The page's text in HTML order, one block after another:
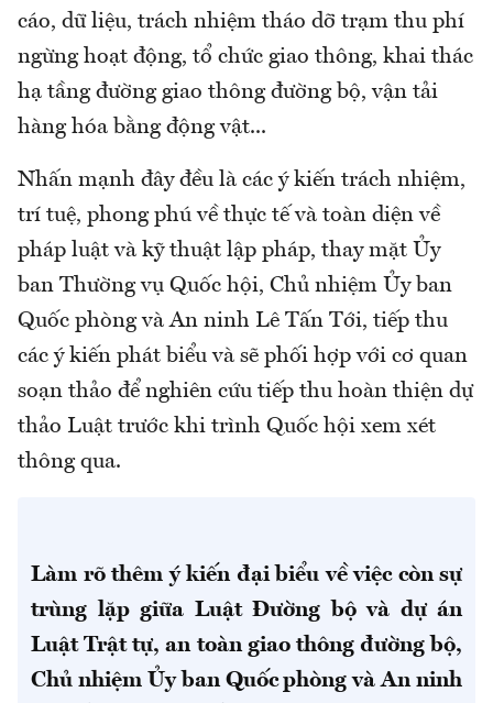
cáo, dữ liệu, trách nhiệm tháo dỡ trạm thu phí
ngừng hoạt động, tổ chức giao thông, khai thác
hạ tầng đường giao thông đường bộ, vận tải
hàng hóa bằng động vật...
Nhấn mạnh đây đều là các ý kiến trách nhiệm,
trí tuệ, phong phú về thực tế và toàn diện về
pháp luật và kỹ thuật lập pháp, thay mặt Ủy
ban Thường vụ Quốc hội, Chủ nhiệm Ủy ban
Quốc phòng và An ninh Lê Tấn Tới, tiếp thu
các ý kiến phát biểu và sẽ phối hợp với cơ quan
soạn thảo để nghiên cứu tiếp thu hoàn thiện dự
thảo Luật trước khi trình Quốc hội xem xét
thông qua.
Làm rõ thêm ý kiến đại biểu về việc còn sự
trùng lặp giữa Luật Đường bộ và dự án
Luật Trật tự, an toàn giao thông đường bộ,
Chủ nhiệm Ủy ban Quốc phòng và An ninh